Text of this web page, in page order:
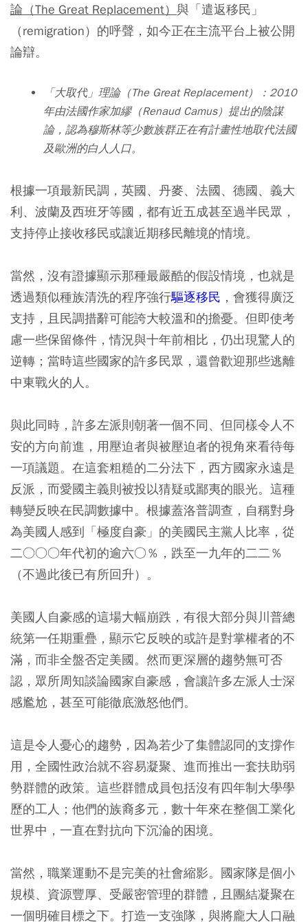
論（The Great Replacement） 與「遣返移民」
（remigration）的呼聲，如今正在主流平台上被公開
論辯。
「大取代」理論（The Great Replacement）：2010
年由法國作家加繆（Renaud Camus）提出的陰謀
論，認為穆斯林等少數族群正在有計畫性地取代法國
及歐洲的白人人口。
根據一項最新民調，英國、丹麥、法國、德國、義大
利、波蘭及西班牙等國，都有近五成甚至過半民眾，
支持停止接收移民或讓近期移民離境的情境。
當然，沒有證據顯示那種最嚴酷的假設情境，也就是
透過類似種族清洗的程序強行驅逐移民 ，會獲得廣泛
支持，且民調措辭可能誇大較溫和的擔憂。但即使考
慮一些保留條件，情況與十年前相比，仍出現驚人的
逆轉；當時這些國家的許多民眾，還曾歡迎那些逃離
中東戰火的人。
與此同時，許多左派則朝著一個不同、但同樣令人不
安的方向前進，用壓迫者與被壓迫者的視角來看待每
一項議題。在這套粗糙的二分法下，西方國家永遠是
反派，而愛國主義則被投以猜疑或鄙夷的眼光。這種
轉變反映在民調數據中。根據蓋洛普調查，自稱對身
為美國人感到「極度自豪」的美國民主黨人比率，從
二○○○年代初的逾六○％，跌至一九年的二二％
（不過此後已有所回升）。
美國人自豪感的這場大幅崩跌，有很大部分與川普總
統第一任期重疊，顯示它反映的或許是對掌權者的不
滿，而非全盤否定美國。然而更深層的趨勢無可否
認，眾所周知談論國家自豪感，會讓許多左派人士深
感尷尬，甚至可能徹底激怒他們。
這是令人憂心的趨勢，因為若少了集體認同的支撐作
用，全國性政治就不容易凝聚、進而推出一套扶助弱
勢群體的政策。這些群體成員包括沒有四年制大學學
歷的工人；他們的族裔多元，數十年來在整個工業化
世界中，一直在對抗向下沉淪的困境。
當然，職業運動不是完美的社會縮影。國家隊是個小
規模、資源豐厚、受嚴密管理的群體，且團結凝聚在
一個明確目標之下。打造一支強隊，與將龐大人口融